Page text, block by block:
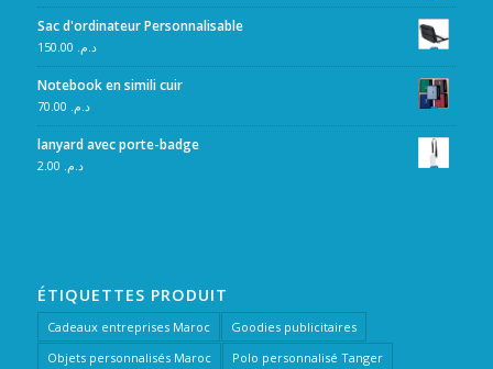
Sac d'ordinateur Personnalisable
د.م.
Notebook en simili cuir
د.م.
lanyard avec porte-badge
د.م.
ÉTIQUETTES PRODUIT
Cadeaux entreprises Maroc
Goodies publicitaires
Objets personnalisés Maroc
Polo personnalisé Tanger